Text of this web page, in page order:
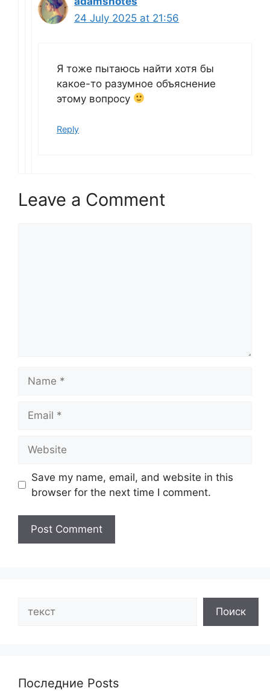
24 July 2025 at 21:56
Я тоже пытаюсь найти хотя бы
какое-то разумное объяснение
этому вопросу
Reply
Leave a Comment
Save my name, email, and website in this
browser for the next time I comment.
Поиск
Последние Posts